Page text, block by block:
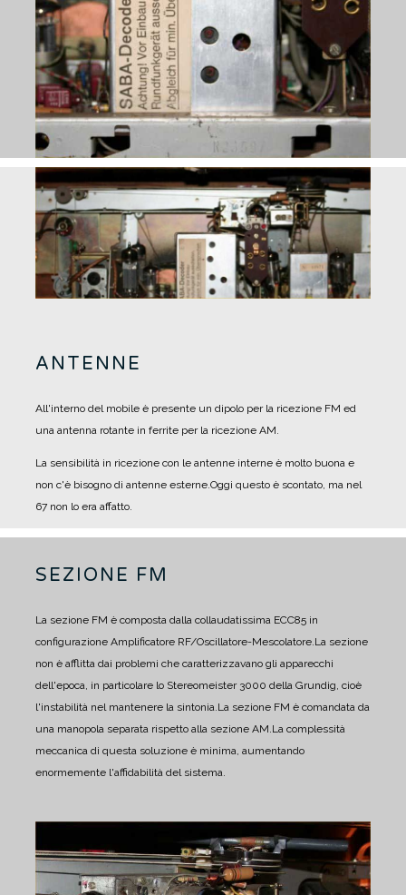
ANTENNE
All'interno del mobile è presente un dipolo per la ricezione FM ed
una antenna rotante in ferrite per la ricezione AM.
La sensibilità in ricezione con le antenne interne è molto buona e
non c'è bisogno di antenne esterne. Oggi questo è scontato, ma nel
67 non lo era affatto.
SEZIONE FM
La sezione FM è composta dalla collaudatissima ECC85 in
configurazione Amplificatore RF/Oscillatore-Mescolatore. La sezione
non è afflitta dai problemi che caratterizzavano gli apparecchi
dell'epoca, in particolare lo Stereomeister 3000 della Grundig, cioè
l'instabilità nel mantenere la sintonia. La sezione FM è comandata da
una manopola separata rispetto alla sezione AM. La complessità
meccanica di questa soluzione è minima, aumentando
enormemente l'affidabilità del sistema.